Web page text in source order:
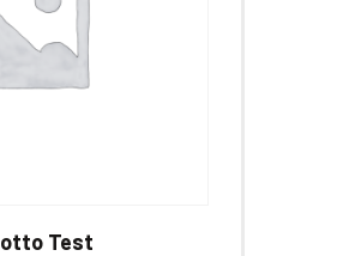
Test